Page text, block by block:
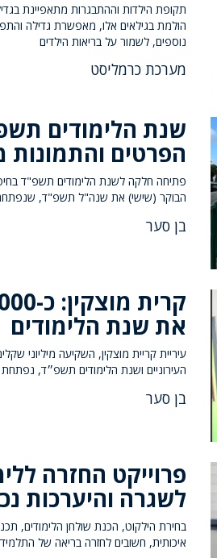
תקופת הילדות וההתבגרות מתאפיינת
הולמת בגילאים אלו, מאפשרת גדילה
נוספים, לשמור על בריאות הילדים
מערכת כרמליסט
שנת הלימודים
הפרטים והתמונות
הבוקר (שישי) את שנה"ל תשפ"ד,
בן סער
את שנת הלימודים
עיריית קריית מוצקין, השקיעה מיליוני
העירוניים ושנת הלימודים תשפ״ד,
בן סער
פרוייקט החזרה
לשגרה והיערכות
בחירת הילקוט, הכנת שולחן הלימודים,
איכותית, חשובים לחזרה בריאה של